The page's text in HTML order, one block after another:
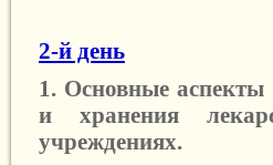
2-й день
1. Основные аспекты
и хранения
учреждениях.